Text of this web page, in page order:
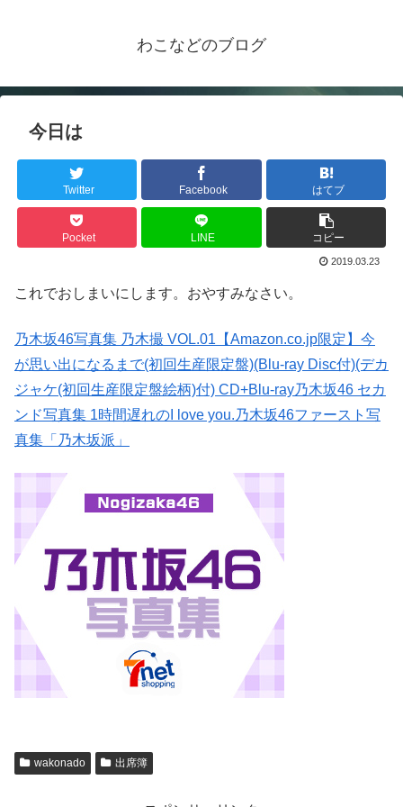
わこなどのブログ
今日は
Twitter Facebook はてブ
Pocket LINE コピー
2019.03.23
これでおしまいにします。おやすみなさい。
乃木坂46写真集 乃木撮 VOL.01 【Amazon.co.jp限定】今
が思い出になるまで(初回生産限定盤)(Blu-ray Disc付)(デカ
ジャケ(初回生産限定盤絵柄)付) CD+Blu-ray乃木坂46 セカ
ンド写真集 1時間遅れのI love you.乃木坂46ファースト写
真集「乃木坂派」
wakonado 出席簿